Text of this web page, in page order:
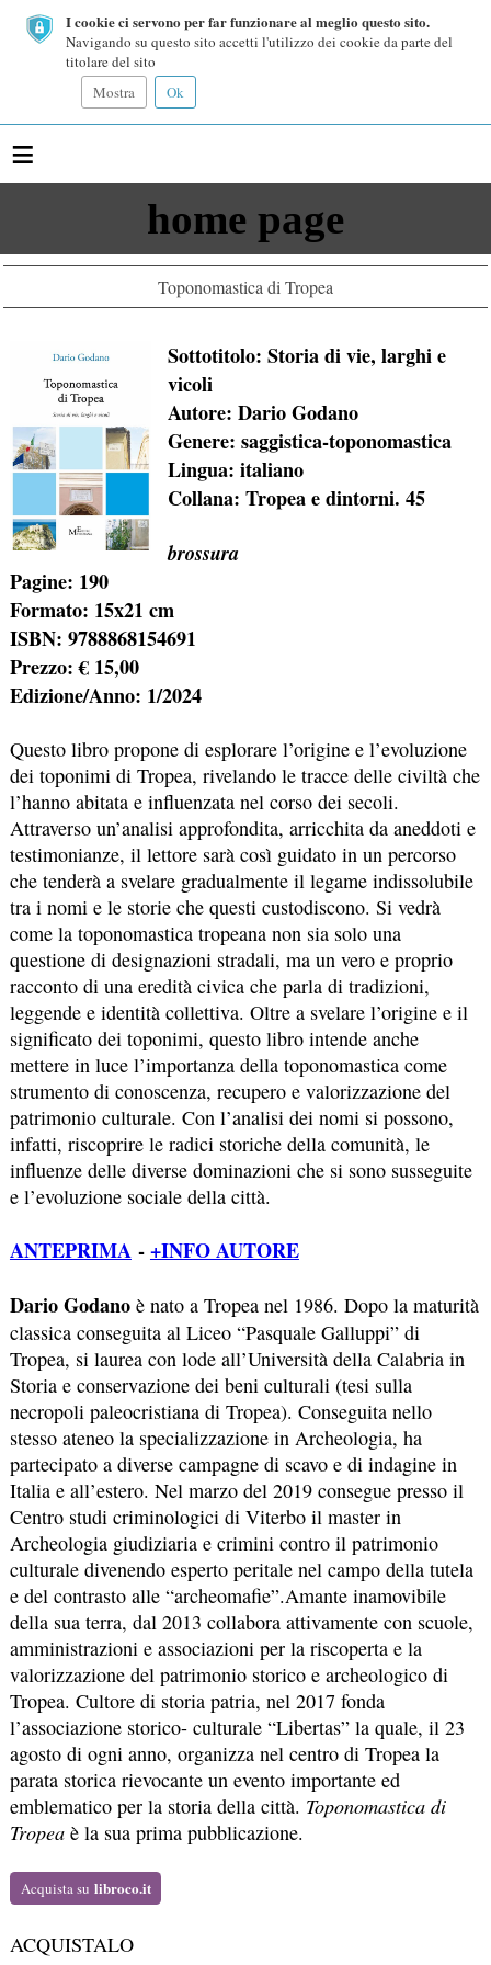
I cookie ci servono per far funzionare al meglio questo sito.
Navigando su questo sito accetti l'utilizzo dei cookie da parte del
titolare del sito
Mostra
Ok
≡
home page
Toponomastica di Tropea
Sottotitolo: Storia di vie, larghi e
vicoli
Autore: Dario Godano
Genere: saggistica-toponomastica
Lingua: italiano
Collana: Tropea e dintorni. 45
brossura
Pagine: 190
Formato: 15x21 cm
ISBN: 9788868154691
Prezzo: € 15,00
Edizione/Anno: 1/2024
Questo libro propone di esplorare l’origine e l’evoluzione
dei toponimi di Tropea, rivelando le tracce delle civiltà che
l’hanno abitata e influenzata nel corso dei secoli.
Attraverso un’analisi approfondita, arricchita da aneddoti e
testimonianze, il lettore sarà così guidato in un percorso
che tenderà a svelare gradualmente il legame indissolubile
tra i nomi e le storie che questi custodiscono. Si vedrà
come la toponomastica tropeana non sia solo una
questione di designazioni stradali, ma un vero e proprio
racconto di una eredità civica che parla di tradizioni,
leggende e identità collettiva. Oltre a svelare l’origine e il
significato dei toponimi, questo libro intende anche
mettere in luce l’importanza della toponomastica come
strumento di conoscenza, recupero e valorizzazione del
patrimonio culturale. Con l’analisi dei nomi si possono,
infatti, riscoprire le radici storiche della comunità, le
influenze delle diverse dominazioni che si sono susseguite
e l’evoluzione sociale della città.
ANTEPRIMA-+INFO AUTORE
Dario Godanoè nato a Tropea nel 1986. Dopo la maturità
classica conseguita al Liceo “Pasquale Galluppi” di
Tropea, si laurea con lode all’Università della Calabria in
Storia e conservazione dei beni culturali (tesi sulla
necropoli paleocristiana di Tropea). Conseguita nello
stesso ateneo la specializzazione in Archeologia, ha
partecipato a diverse campagne di scavo e di indagine in
Italia e all’estero. Nel marzo del 2019 consegue presso il
Centro studi criminologici di Viterbo il master in
Archeologia giudiziaria e crimini contro il patrimonio
culturale divenendo esperto peritale nel campo della tutela
e del contrasto alle “archeomafie”.Amante inamovibile
della sua terra, dal 2013 collabora attivamente con scuole,
amministrazioni e associazioni per la riscoperta e la
valorizzazione del patrimonio storico e archeologico di
Tropea. Cultore di storia patria, nel 2017 fonda
l’associazione storico- culturale “Libertas” la quale, il 23
agosto di ogni anno, organizza nel centro di Tropea la
parata storica rievocante un evento importante ed
emblematico per la storia della città. Toponomastica di
Tropeaè la sua prima pubblicazione.
Acquista su libroco.it
ACQUISTALO